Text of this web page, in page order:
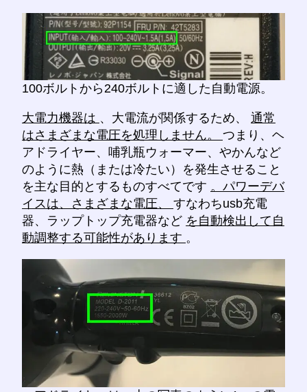
100ボルトから240ボルトに適した自動電源。
大電力機器は 、大電流が関係するため、 通常
はさまざまな電圧を処理しません。 つまり、ヘ
アドライヤー、哺乳瓶ウォーマー、やかんなど
のように熱（または冷たい）を発生させること
を主な目的とするものすべてです 。パワーデバ
イスは、さまざまな電圧、 すなわちusb充電
器、ラップトップ充電器など を自動検出して自
動調整する可能性があります 。